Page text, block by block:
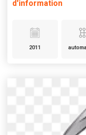
d'information
2011